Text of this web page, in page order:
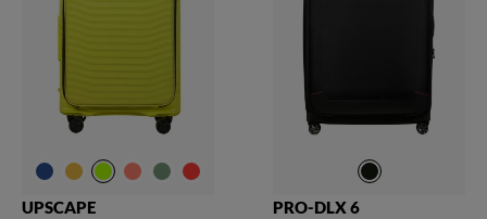
UPSCAPE PRO-DLX 6